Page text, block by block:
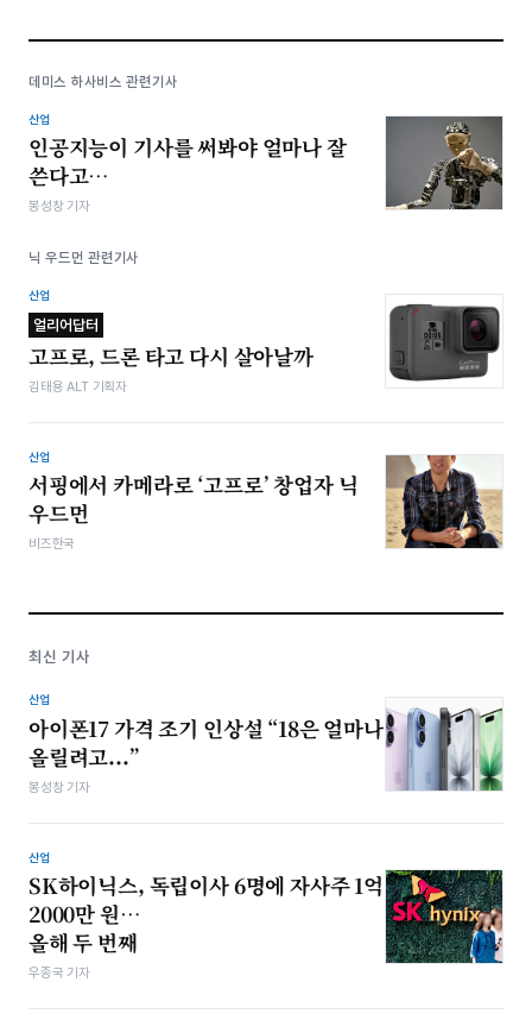
데미스 하사비스 관련기사
산업
인공지능이 기사를 써봐야 얼마나 잘
쓴다고…
봉성창 기자
닉 우드먼 관련기사
산업
얼리어답터
고프로, 드론 타고 다시 살아날까
김태용 ALT 기획자
산업
서핑에서 카메라로 ‘고프로’ 창업자 닉
우드먼
비즈한국
최신 기사
산업
아이폰17 가격 조기 인상설 “18은 얼마나
올릴려고...”
봉성창 기자
산업
SK하이닉스, 독립이사 6명에 자사주 1억
2000만 원…
올해 두 번째
우종국 기자